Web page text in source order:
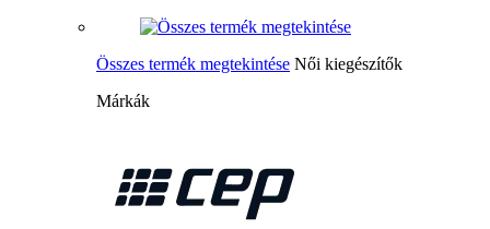
Összes termék megtekintése Női kiegészítők
Márkák